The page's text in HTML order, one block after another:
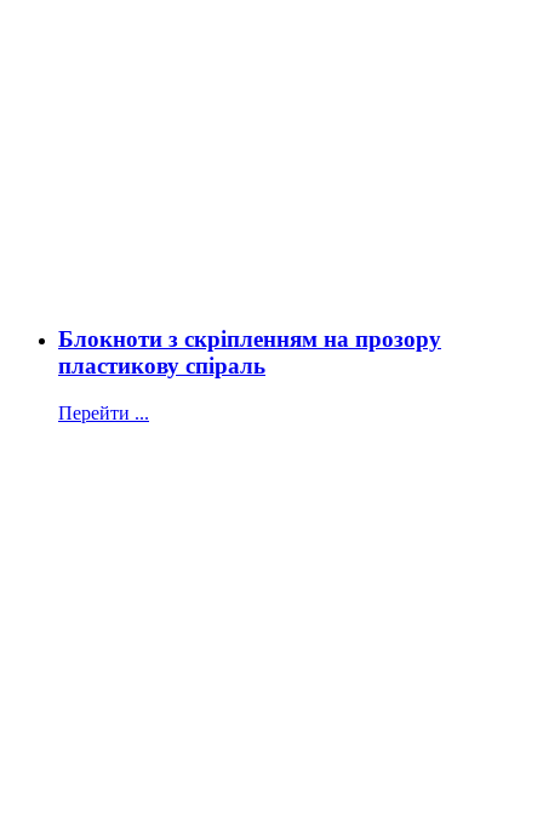
Блокноти з скріпленням на прозору
пластикову спіраль
Перейти ...